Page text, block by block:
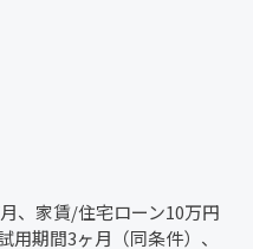
、家賃/住宅ローン10万円
期間3ヶ月（同条件）、